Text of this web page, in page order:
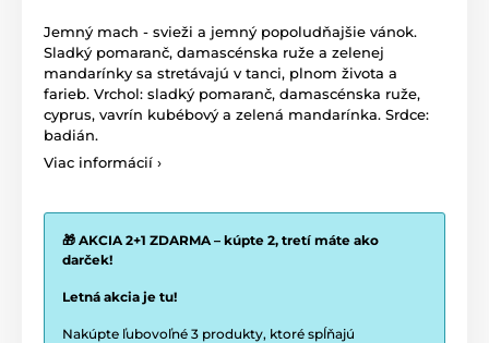
Jemný mach - svieži a jemný popoludňajšie vánok.
Sladký pomaranč, damascénska ruže a zelenej
mandarínky sa stretávajú v tanci, plnom života a
farieb. Vrchol: sladký pomaranč, damascénska ruže,
cyprus, vavrín kubébový a zelená mandarínka. Srdce:
badián.
Viac informácií ›
🎁 AKCIA 2+1 ZDARMA – kúpte 2, tretí máte ako
darček!
Letná akcia je tu!
Nakúpte ľubovoľné 3 produkty, ktoré spĺňajú